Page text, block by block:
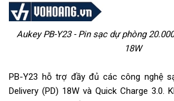
Aukey PB-Y23 - Pin sạc dự phòng
18W
PB-Y23 hỗ trợ đầy đủ các công nghệ
Delivery (PD) 18W và Quick Charge 3.0.